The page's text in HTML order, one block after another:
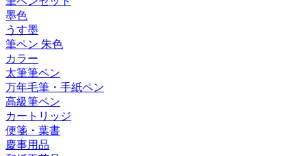
墨色
うす墨
筆ペン 朱色
カラー
太筆筆ペン
万年毛筆・手紙ペン
高級筆ペン
カートリッジ
便箋・葉書
慶事用品